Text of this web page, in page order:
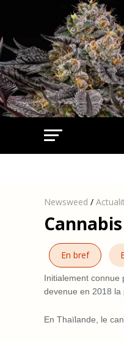
Newsweed /
En bref
Initialement connue
devenue en 2018 la
En Thaïlande, le